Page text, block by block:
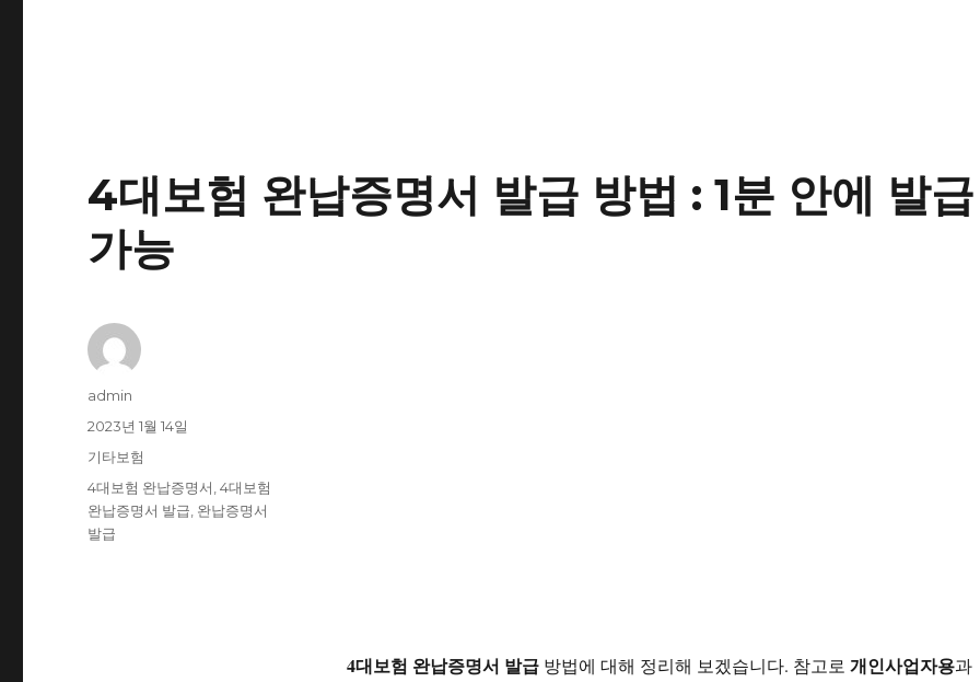
4대보험 완납증명서 발급 방법 : 1분 안에 발급
가능
4대보험 완납증명서 발급방법에 대해 정리해 보겠습니다. 참고로 개인사업자용과
글
admin
작
성
자
2023년 1월 14일
카
고
리
기타보험
태
그
4대보험 완납증명서 ,4대보험
완납증명서 발급 완납증명서
발급